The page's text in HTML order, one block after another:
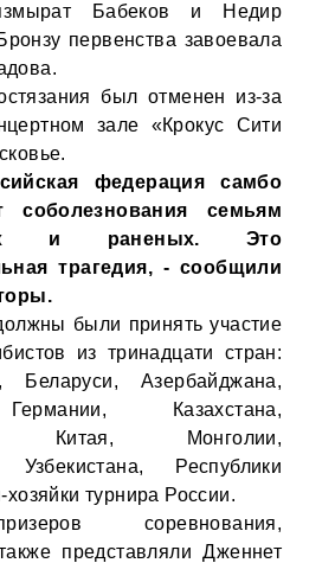
Бабеков и Недир
первенства завоевала
был отменен из-за
зале «Крокус Сити
федерация самбо
соболезнования семьям
и раненых. Это
трагедия, - сообщили
были принять участие
из тринадцати стран:
Беларуси, Азербайджана,
Казахстана,
Китая, Монголии,
Узбекистана, Республики
турнира России.
соревнования,
представляли Дженнет